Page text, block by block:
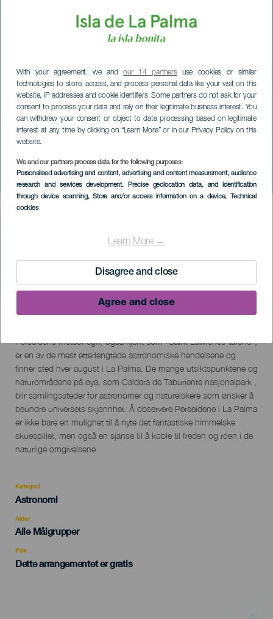
With your agreement, we andour 14 partnersuse cookies or similar
technologies to store, access, and process personal data like your visit on this
website, IP addresses and cookie identifiers. Some partners do not ask for your
consent to process your data and rely on their legitimate business interest. You
can withdraw your consent or object to data processing based on legitimate
interest at any time by clicking on “Learn More” or in our Privacy Policy on this
website.
We and our partners process data for the following purposes:
Personalised advertising and content, advertising and content measurement, audience
research and services development, Precise geolocation data, and identification
through device scanning, Store and/or access information on a device, Technical
cookies
Learn More →
Disagree and close
Agree and close
Regn av stjerner - Perseider
LA PALMA
Imagen
17 July to 26 August
Descripción
del
evento
Perseidens meteorregn, også kjent som «Saint Lawrence-tårene»,
er en av de mest etterlengtede astronomiske hendelsene og
finner sted hver august i La Palma. De mange utsiktspunktene og
naturområdene på øya, som Caldera de Taburiente nasjonalpark ,
blir samlingssteder for astronomer og naturelskere som ønsker å
beundre universets skjønnhet. Å observere Perseidene i La Palma
er ikke bare en mulighet til å nyte det fantastiske himmelske
skuespillet, men også en sjanse til å koble til freden og roen i de
naturlige omgivelsene.
Kategori
Categoría
evento
Astronomi
Alder
Edad
Recomendada
Alle Målgrupper
Pris
Dette arrangementet er gratis